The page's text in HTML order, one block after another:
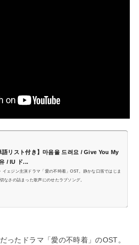
語リスト付き】마음을 드려요 / Give You My
/ IU ド...
イェジン主演ドラマ「愛の不時着」OST。静かな口笛ではじま
なさの詰まった歌声にのせたラブソング。
ったドラマ「愛の不時着」のOST。